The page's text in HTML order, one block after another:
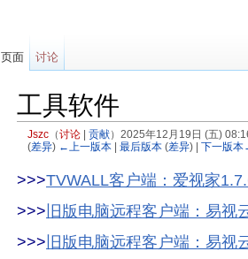
工具软件
Jszc（讨论| 贡献） 2025年12月19日 (五)
(差异) ←上一版本| 最后版本(差异) | 下一版本
>>>TVWALL客户端：爱视家
>>> 旧版电脑远程客户端：易视
>>> 旧版电脑远程客户端：易视
页面 讨论